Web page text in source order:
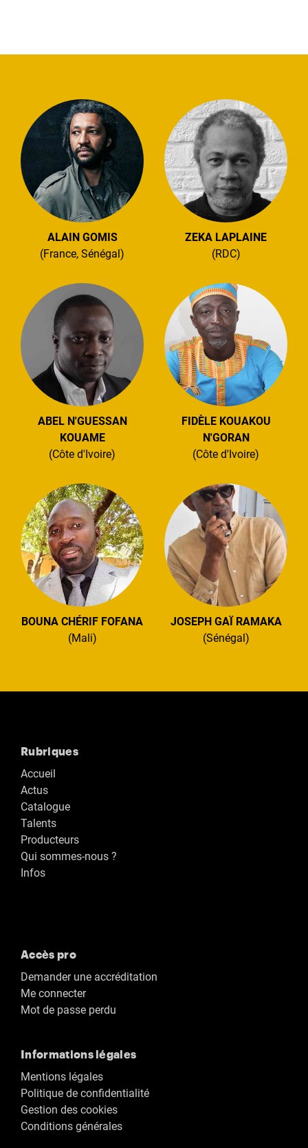
ALAIN GOMIS
(France, Sénégal)
ZEKA LAPLAINE
(RDC)
ABEL N'GUESSAN
KOUAME
(Côte d'Ivoire)
FIDÈLE KOUAKOU
N'GORAN
(Côte d'Ivoire)
BOUNA CHÉRIF FOFANA
(Mali)
JOSEPH GAÏ RAMAKA
(Sénégal)
Rubriques
Accueil
Actus
Catalogue
Talents
Producteurs
Qui sommes-nous ?
Infos
Accès pro
Demander une accréditation
Me connecter
Mot de passe perdu
Informations légales
Mentions légales
Politique de confidentialité
Gestion des cookies
Conditions générales